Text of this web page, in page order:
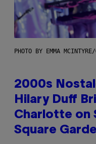
PHOTO BY EMMA
2000s
Hilary Duff
Charlotte on
Square